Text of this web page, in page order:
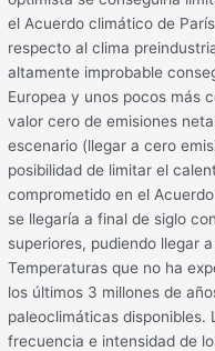
el Acuerdo climático de
respecto al clima
altamente improbable
Europea y unos pocos más
valor cero de emisiones
escenario (llegar a cero
posibilidad de limitar el
comprometido en el
se llegaría a final de siglo
superiores, pudiendo llegar
Temperaturas que no ha
los últimos 3 millones de
paleoclimáticas disponibles.
frecuencia e intensidad de